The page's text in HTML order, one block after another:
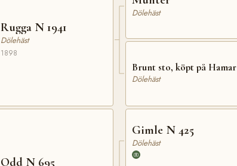
Rugga N 1941
Dölehäst
1898
Odd N 695
Dölehäst
Brunt sto, köpt på Hamar
Dölehäst
Gimle N 425
Dölehäst